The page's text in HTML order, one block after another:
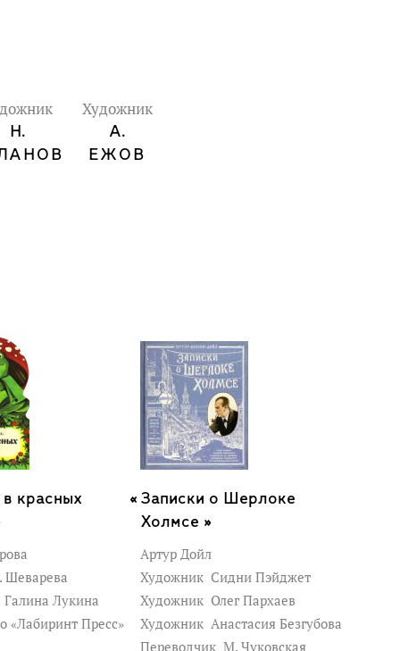
Н.
Художник
А.
ЕЖОВ
красных
Шеварева
Галина Лукина
«Лабиринт Пресс»
Записки о Шерлоке
Холмсе »
Артур Дойл
Художник Сидни Пэйджет
Художник Олег Пархаев
Художник Анастасия Безгубова
Переводчик М. Чуковская